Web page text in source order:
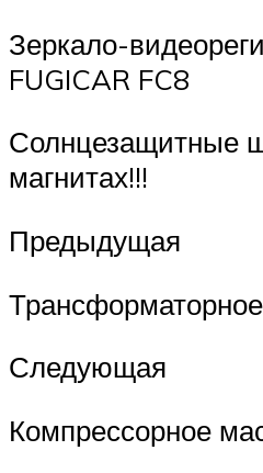
Зеркало-
FUGICAR FC8
Солнцезащитные
магнитах!!!
Предыдущая
Следующая
Компрессорное